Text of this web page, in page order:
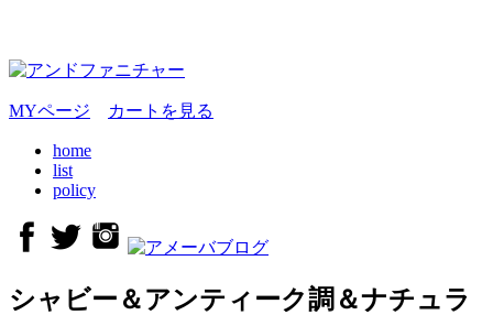
MYページ カートを見る
home
list
policy
シャビー＆アンティーク調＆ナチュラ